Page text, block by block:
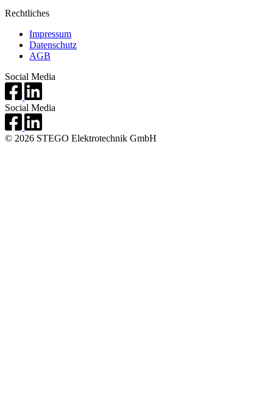
Rechtliches
Impressum
Datenschutz
AGB
Social Media
Social Media
© 2026 STEGO Elektrotechnik GmbH